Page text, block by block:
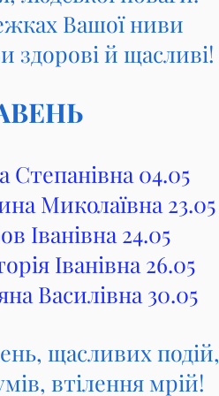
Вашої ниви
здорові й щасливі!
04.05
Миколаївна 23.05
Іванівна 24.05
Іванівна 26.05
Василівна 30.05
щасливих подій,
втілення мрій!